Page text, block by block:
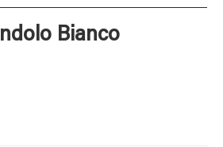
Bianco